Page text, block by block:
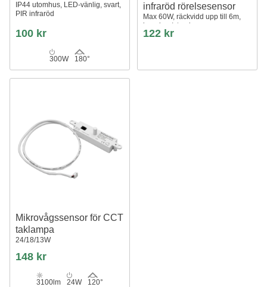
IP44 utomhus, LED-vänlig, svart,
PIR infraröd
100 kr
300W 180°
infraröd rörelsesensor
Max 60W, räckvidd upp till 6m,
inomhus/utomhus
122 kr
Mikrovågssensor för CCT
taklampa
24/18/13W
148 kr
3100lm 24W 120°